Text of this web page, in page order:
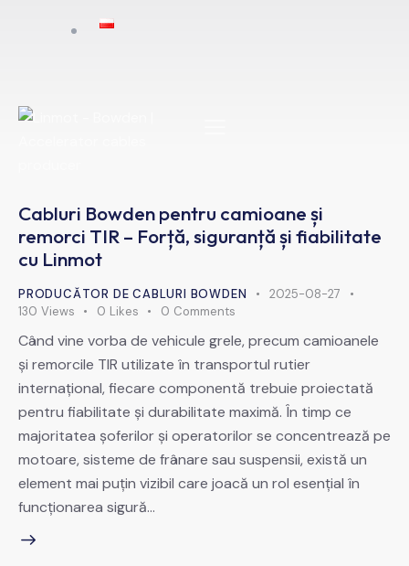
Cabluri Bowden pentru camioane și
remorci TIR – Forță, siguranță și fiabilitate
cu Linmot
PRODUCĂTOR DE CABLURI BOWDEN
2025-08-27
130 Views 0 Likes 0 Comments
Când vine vorba de vehicule grele, precum camioanele
și remorcile TIR utilizate în transportul rutier
internațional, fiecare componentă trebuie proiectată
pentru fiabilitate și durabilitate maximă. În timp ce
majoritatea șoferilor și operatorilor se concentrează pe
motoare, sisteme de frânare sau suspensii, există un
element mai puțin vizibil care joacă un rol esențial în
funcționarea sigură…